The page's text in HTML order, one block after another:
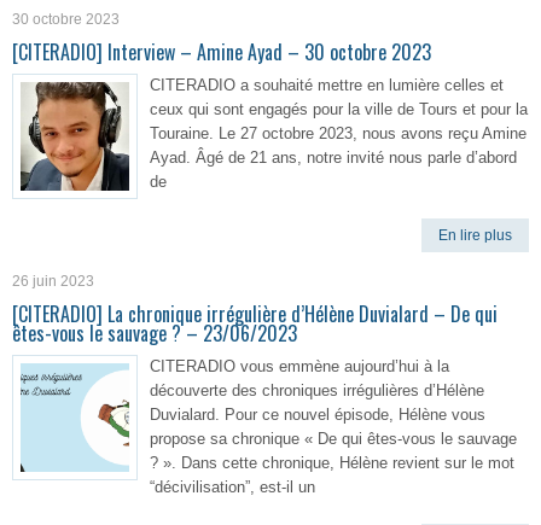
30 octobre 2023
[CITERADIO] Interview – Amine Ayad – 30 octobre 2023
CITERADIO a souhaité mettre en lumière celles et
ceux qui sont engagés pour la ville de Tours et pour la
Touraine. Le 27 octobre 2023, nous avons reçu Amine
Ayad. Âgé de 21 ans, notre invité nous parle d’abord
de
En lire plus
26 juin 2023
[CITERADIO] La chronique irrégulière d’Hélène Duvialard – De qui
êtes-vous le sauvage ? – 23/06/2023
CITERADIO vous emmène aujourd’hui à la
découverte des chroniques irrégulières d’Hélène
Duvialard. Pour ce nouvel épisode, Hélène vous
propose sa chronique « De qui êtes-vous le sauvage
? ». Dans cette chronique, Hélène revient sur le mot
“décivilisation”, est-il un